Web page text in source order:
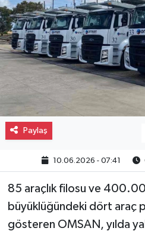
Paylaş
10.06.2026 - 07:41
85 araçlık filosu ve
büyüklüğündeki dört araç
gösteren OMSAN, yılda
Eğitim